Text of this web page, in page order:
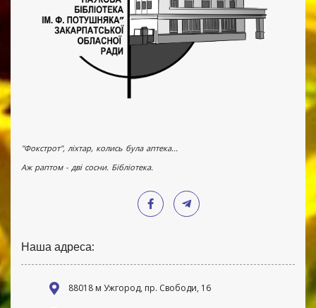
"Фокстрот", ліхтар, колись була аптека...
Аж раптом - дві сосни. Бібліотека.
Наша адреса:
88018 м Ужгород, пр. Свободи, 16